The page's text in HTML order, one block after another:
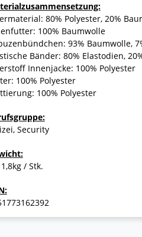
80% Polyester, 20%
100% Baumwolle
93% Baumwolle,
Bänder: 80% Elastodien,
Innenjacke: 100% Polyester
100% Polyester
100% Polyester
Security
/ Stk.